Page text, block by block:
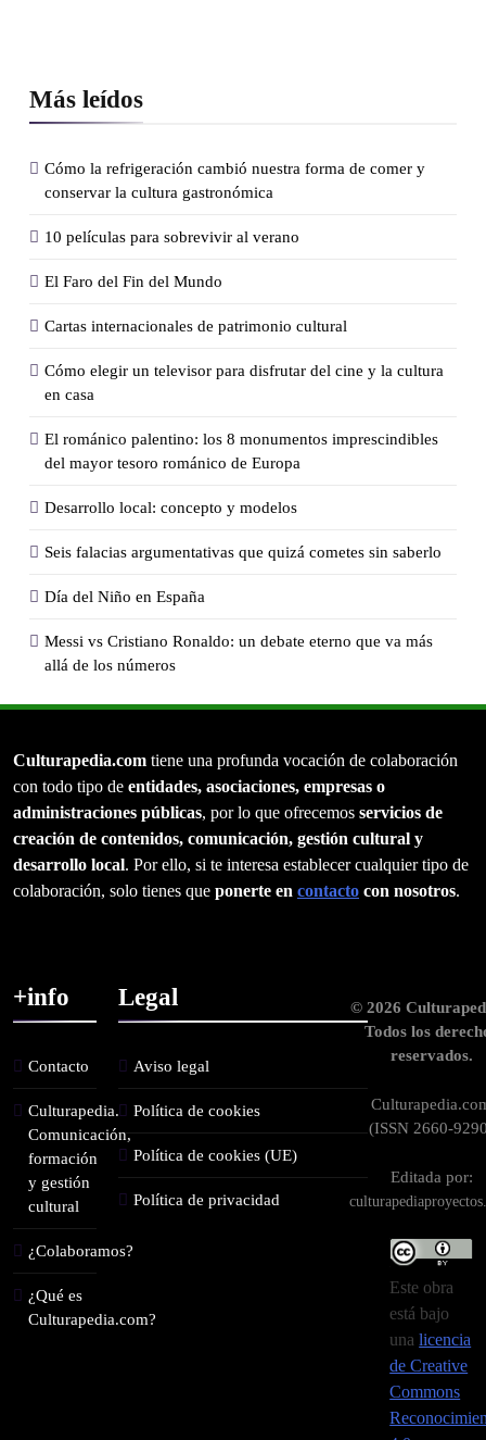
Más leídos
Cómo la refrigeración cambió nuestra forma de comer y
conservar la cultura gastronómica
10 películas para sobrevivir al verano
El Faro del Fin del Mundo
Cartas internacionales de patrimonio cultural
Cómo elegir un televisor para disfrutar del cine y la cultura
en casa
El románico palentino: los 8 monumentos imprescindibles
del mayor tesoro románico de Europa
Desarrollo local: concepto y modelos
Seis falacias argumentativas que quizá cometes sin saberlo
Día del Niño en España
Messi vs Cristiano Ronaldo: un debate eterno que va más
allá de los números
Culturapedia.com tiene una profunda vocación de colaboración
con todo tipo de entidades, asociaciones, empresas o
administraciones públicas, por lo que ofrecemos servicios de
creación de contenidos, comunicación, gestión cultural y
desarrollo local. Por ello, si te interesa establecer cualquier tipo de
colaboración, solo tienes que ponerte en contacto con nosotros.
+info
Contacto
Culturapedia.
Comunicación,
formación
y gestión
cultural
¿Colaboramos?
¿Qué es
Culturapedia.com?
Legal
Aviso legal
Política de cookies
Política de cookies (UE)
Política de privacidad
© 2026
Todos los
reservados.
(ISSN 2660-
Editada por:
Este obra
está bajo
unalicencia
de Creative
Commons